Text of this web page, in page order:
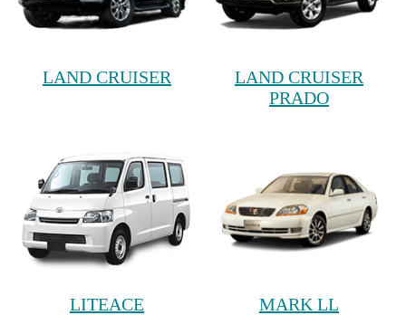
LAND CRUISER
LAND CRUISER
PRADO
LITEACE MARK LL